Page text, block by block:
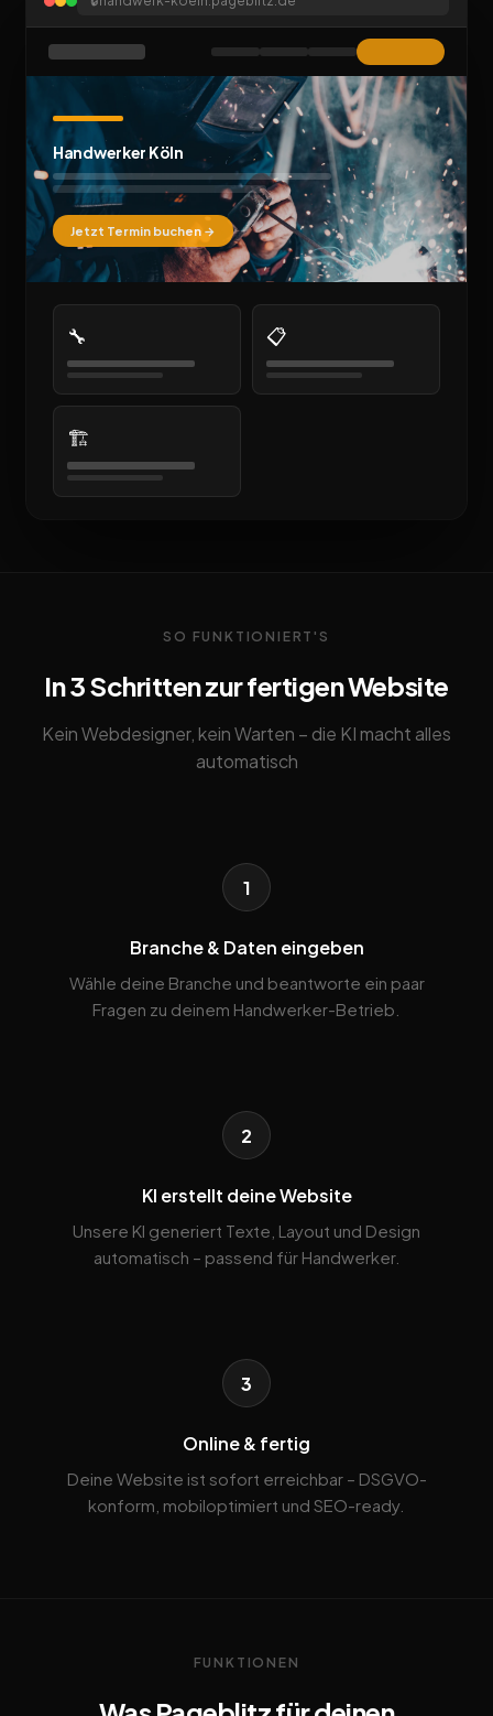
Handwerker Köln
Jetzt Termin buchen →
🔧 📋
🏗️
SO FUNKTIONIERT'S
In 3 Schritten zur fertigen Website
Kein Webdesigner, kein Warten – die KI macht alles
automatisch
1
Branche & Daten eingeben
Wähle deine Branche und beantworte ein paar
Fragen zu deinem Handwerker-Betrieb.
2
KI erstellt deine Website
Unsere KI generiert Texte, Layout und Design
automatisch – passend für Handwerker.
3
Online & fertig
Deine Website ist sofort erreichbar – DSGVO-
konform, mobiloptimiert und SEO-ready.
FUNKTIONEN